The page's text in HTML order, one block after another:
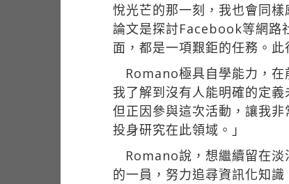
悅光芒的那一刻，我也會同
論文是探討Facebook等網路
面，都是一項艱鉅的任務。
Romano極具自學能力，在
我了解到沒有人能明確的定
但正因參與這次活動，讓我
投身研究在此領域。」
Romano說，想繼續留在
的一員，努力追尋資訊化知